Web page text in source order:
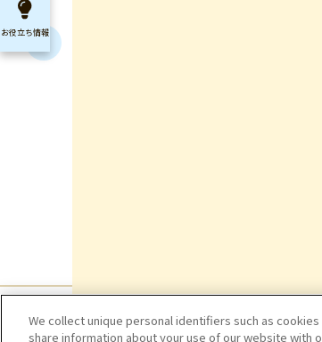
お役立ち情報
We collect unique personal identifiers such as
share information about your use of our website with